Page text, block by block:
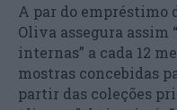
A par do empréstimo
Oliva assegura assim
internas” a cada 12
mostras concebidas
partir das coleções